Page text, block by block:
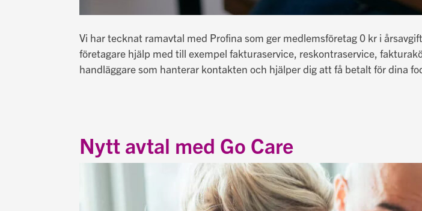
Vi har tecknat ramavtal med Profina som ger medlemsföretag 0 kr i
företagare hjälp med till exempel fakturaservice, reskontraservice,
handläggare som hanterar kontakten och hjälper dig att få betalt för dina
Nytt avtal med Go Care